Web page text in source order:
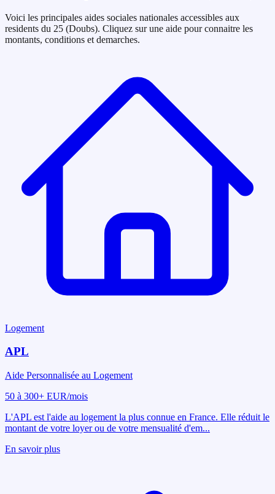
Voici les principales aides sociales nationales accessibles aux
residents du 25 (Doubs). Cliquez sur une aide pour connaitre les
montants, conditions et demarches.
Logement
APL
Aide Personnalisée au Logement
50 à 300+ EUR/mois
L'APL est l'aide au logement la plus connue en France. Elle réduit le
montant de votre loyer ou de votre mensualité d'em...
En savoir plus